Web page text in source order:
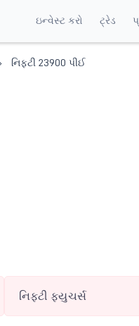
ઇન્વેસ્ટ કરો ટ્રેડ
નિફ્ટી 23900 પીઈ
નિફ્ટી ફ્યુચર્સ